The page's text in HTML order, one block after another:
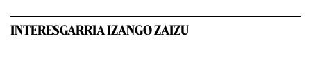
INTERESGARRIA IZANGO ZAIZU